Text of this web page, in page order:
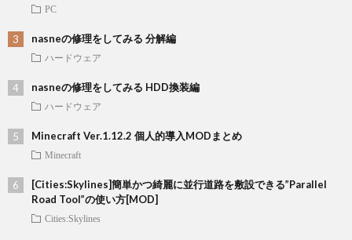
PC
nasneの修理をしてみる 分解編
ハードウェア
nasneの修理をしてみる HDD換装編
ハードウェア
Minecraft Ver.1.12.2 個人的導入MODまとめ
Minecraft
[Cities:Skylines]簡単かつ綺麗に並行道路を敷設できる”Parallel
Road Tool”の使い方[MOD]
Cities:Skylines